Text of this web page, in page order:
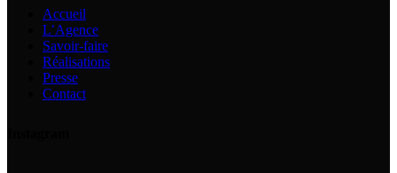
Accueil
L’Agence
Savoir-faire
Réalisations
Presse
Contact